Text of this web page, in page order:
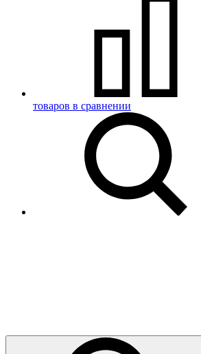
товаров в сравнении